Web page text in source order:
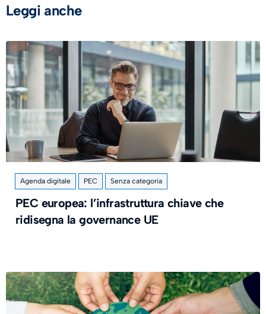
Leggi anche
Agenda digitale PEC Senza categoria
PEC europea: l’infrastruttura chiave che
ridisegna la governance UE